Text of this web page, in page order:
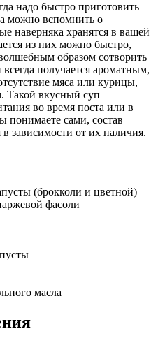
надо быстро приготовить
можно вспомнить о
наверняка хранятся в вашей
из них можно быстро,
образом сотворить
получается ароматным,
мяса или курицы,
Такой вкусный суп
во время поста или в
понимаете сами, состав
зависимости от их наличия.
(брокколи и цветной)
фасоли
масла